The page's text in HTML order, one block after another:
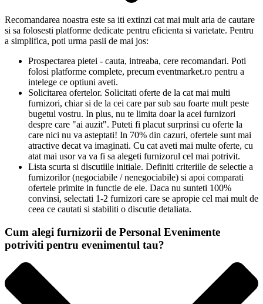
Recomandarea noastra este sa iti extinzi cat mai mult aria de cautare
si sa folosesti platforme dedicate pentru eficienta si varietate. Pentru
a simplifica, poti urma pasii de mai jos:
Prospectarea pietei - cauta, intreaba, cere recomandari. Poti
folosi platforme complete, precum eventmarket.ro pentru a
intelege ce optiuni aveti.
Solicitarea ofertelor. Solicitati oferte de la cat mai multi
furnizori, chiar si de la cei care par sub sau foarte mult peste
bugetul vostru. In plus, nu te limita doar la acei furnizori
despre care "ai auzit". Puteti fi placut surprinsi cu oferte la
care nici nu va asteptati! In 70% din cazuri, ofertele sunt mai
atractive decat va imaginati. Cu cat aveti mai multe oferte, cu
atat mai usor va va fi sa alegeti furnizorul cel mai potrivit.
Lista scurta si discutiile initiale. Definiti criteriile de selectie a
furnizorilor (negociabile / nenegociabile) si apoi comparati
ofertele primite in functie de ele. Daca nu sunteti 100%
convinsi, selectati 1-2 furnizori care se apropie cel mai mult de
ceea ce cautati si stabiliti o discutie detaliata.
Cum alegi furnizorii de Personal Evenimente
potriviti pentru evenimentul tau?